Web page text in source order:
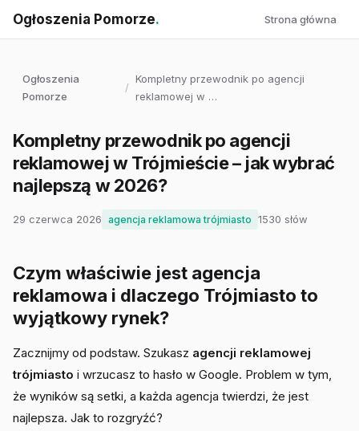
Ogłoszenia Pomorze. Strona główna
Ogłoszenia
Pomorze
/
Kompletny przewodnik po agencji
reklamowej w …
Kompletny przewodnik po agencji
reklamowej w Trójmieście – jak wybrać
najlepszą w 2026?
29 czerwca 2026 agencja reklamowa trójmiasto 1530 słów
Czym właściwie jest agencja
reklamowa i dlaczego Trójmiasto to
wyjątkowy rynek?
Zacznijmy od podstaw. Szukasz agencji reklamowej
trójmiasto i wrzucasz to hasło w Google. Problem w tym,
że wyników są setki, a każda agencja twierdzi, że jest
najlepsza. Jak to rozgryźć?